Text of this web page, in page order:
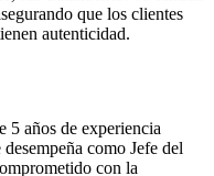
que los clientes
autenticidad.
5 años de experiencia
como Jefe del
con la